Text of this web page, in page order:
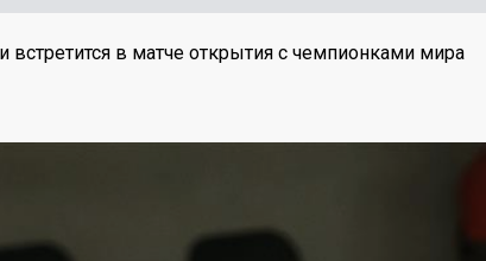
встретится в матче открытия с чемпионками мира